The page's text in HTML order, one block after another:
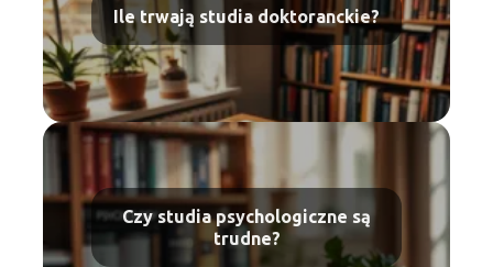
Ile trwają studia doktoranckie?
Czy studia psychologiczne są
trudne?